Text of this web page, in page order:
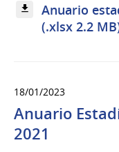
Anuario
(.xlsx 2.2
18/01/2023
Anuario
2021